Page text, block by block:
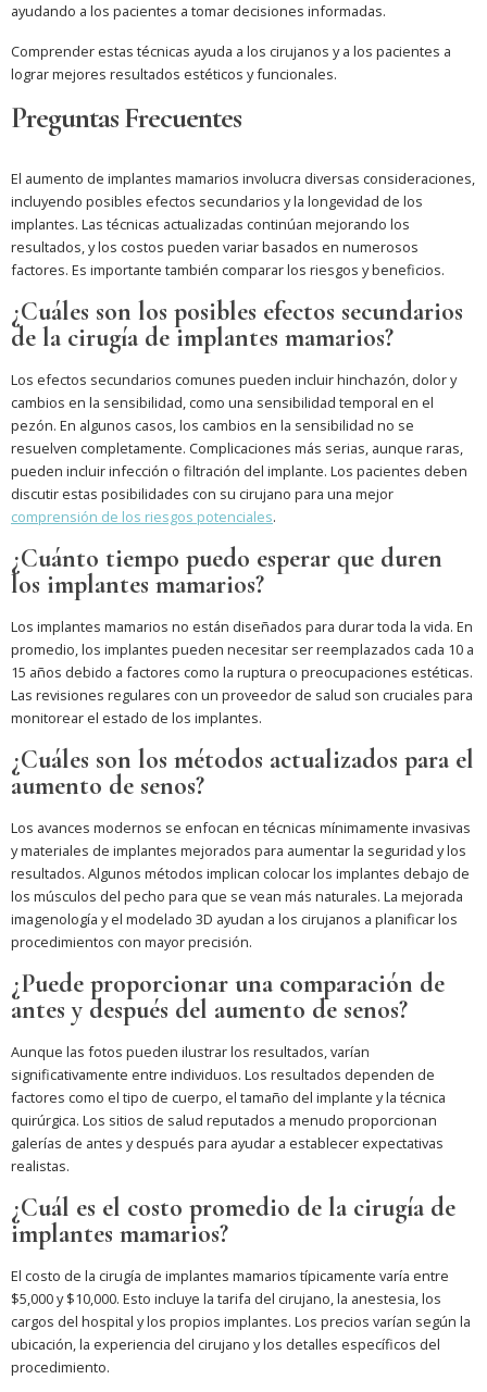
ayudando a los pacientes a tomar decisiones informadas.
Comprender estas técnicas ayuda a los cirujanos y a los pacientes a
lograr mejores resultados estéticos y funcionales.
Preguntas Frecuentes
El aumento de implantes mamarios involucra diversas consideraciones,
incluyendo posibles efectos secundarios y la longevidad de los
implantes. Las técnicas actualizadas continúan mejorando los
resultados, y los costos pueden variar basados en numerosos
factores. Es importante también comparar los riesgos y beneficios.
¿Cuáles son los posibles efectos secundarios
de la cirugía de implantes mamarios?
Los efectos secundarios comunes pueden incluir hinchazón, dolor y
cambios en la sensibilidad, como una sensibilidad temporal en el
pezón. En algunos casos, los cambios en la sensibilidad no se
resuelven completamente. Complicaciones más serias, aunque raras,
pueden incluir infección o filtración del implante. Los pacientes deben
discutir estas posibilidades con su cirujano para una mejor
comprensión de los riesgos potenciales.
¿Cuánto tiempo puedo esperar que duren
los implantes mamarios?
Los implantes mamarios no están diseñados para durar toda la vida. En
promedio, los implantes pueden necesitar ser reemplazados cada 10 a
15 años debido a factores como la ruptura o preocupaciones estéticas.
Las revisiones regulares con un proveedor de salud son cruciales para
monitorear el estado de los implantes.
¿Cuáles son los métodos actualizados para el
aumento de senos?
Los avances modernos se enfocan en técnicas mínimamente invasivas
y materiales de implantes mejorados para aumentar la seguridad y los
resultados. Algunos métodos implican colocar los implantes debajo de
los músculos del pecho para que se vean más naturales. La mejorada
imagenología y el modelado 3D ayudan a los cirujanos a planificar los
procedimientos con mayor precisión.
¿Puede proporcionar una comparación de
antes y después del aumento de senos?
Aunque las fotos pueden ilustrar los resultados, varían
significativamente entre individuos. Los resultados dependen de
factores como el tipo de cuerpo, el tamaño del implante y la técnica
quirúrgica. Los sitios de salud reputados a menudo proporcionan
galerías de antes y después para ayudar a establecer expectativas
realistas.
¿Cuál es el costo promedio de la cirugía de
implantes mamarios?
El costo de la cirugía de implantes mamarios típicamente varía entre
$5,000 y $10,000. Esto incluye la tarifa del cirujano, la anestesia, los
cargos del hospital y los propios implantes. Los precios varían según la
ubicación, la experiencia del cirujano y los detalles específicos del
procedimiento.